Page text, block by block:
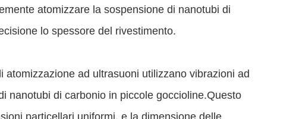
atomizzare la sospensione di nanotubi di
lo spessore del rivestimento.
ad ultrasuoni utilizzano vibrazioni ad
nanotubi di carbonio in piccole goccioline.Questo
particellari uniformi, e la dimensione delle